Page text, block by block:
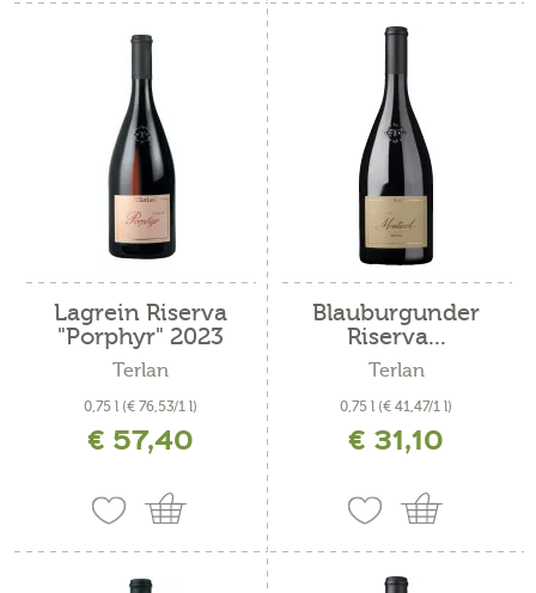
Lagrein Riserva
"Porphyr" 2023
Terlan
0,75 l (€ 76,53/1 l)
€ 57,40
Blauburgunder
Riserva...
Terlan
0,75 l (€ 41,47/1 l)
€ 31,10